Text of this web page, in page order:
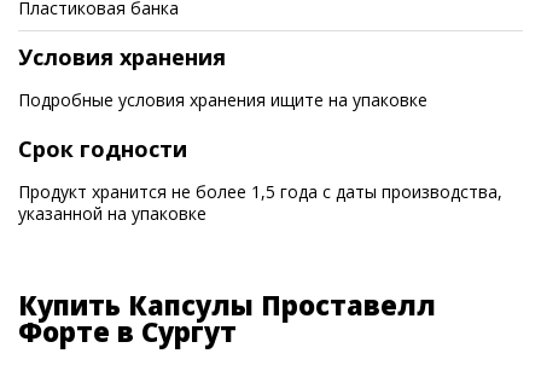
Пластиковая банка
Условия хранения
Подробные условия хранения ищите на упаковке
Срок годности
Продукт хранится не более 1,5 года с даты производства,
указанной на упаковке
Купить Капсулы Проставелл
Форте в Сургут